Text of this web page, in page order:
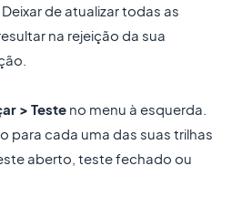
de atualizar todas as
na rejeição da sua
> Testeno menu à esquerda.
para cada uma das suas trilhas
aberto, teste fechado ou